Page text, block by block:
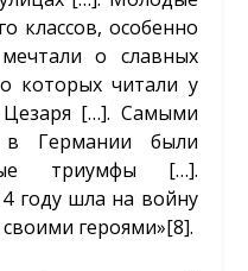
классов, особенно
о славных
которых читали у
[…]. Самыми
в Германии были
триумфы […].
году шла на войну
героями»[8].